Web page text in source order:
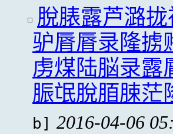
脫脿露芦潞
驴脣脣录隆掳
虏煤陆脳录露
脤氓脫脜脨茫
b] 2016-04-06